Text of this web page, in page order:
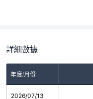
詳細數據
年度/月份
2026/07/13